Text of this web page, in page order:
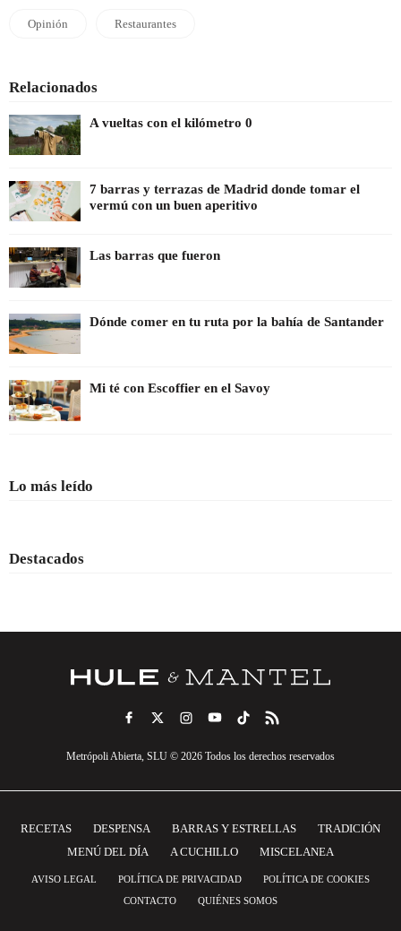
Opinión Restaurantes
Relacionados
A vueltas con el kilómetro 0
7 barras y terrazas de Madrid donde tomar el
vermú con un buen aperitivo
Las barras que fueron
Dónde comer en tu ruta por la bahía de Santander
Mi té con Escoffier en el Savoy
Lo más leído
Destacados
Metrópoli Abierta, SLU © 2026 Todos los derechos reservados
RECETAS DESPENSA BARRAS Y ESTRELLAS
TRADICIÓN
MENÚ DEL DÍA
A CUCHILLO MISCELANEA
AVISO LEGAL POLÍTICA DE PRIVACIDAD
POLÍTICA DE COOKIES
CONTACTO
QUIÉNES SOMOS